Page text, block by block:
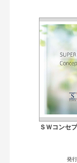
ＳＷコンセ
発